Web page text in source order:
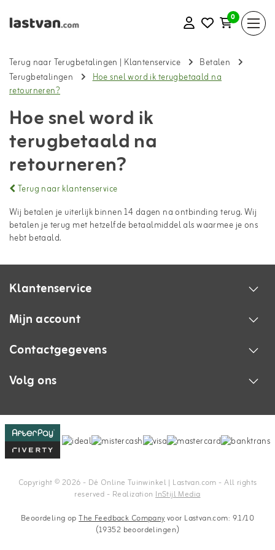
0
Terug naar Terugbetalingen | Klantenservice
Betalen
Terugbetalingen
Hoe snel word ik terugbetaald na
retourneren?
Hoe snel word ik
terugbetaald na
retourneren?
Terug naar klantenservice
Wij betalen je uiterlijk binnen 14 dagen na ontbinding terug. Wij
betalen je terug met hetzelfde betaalmiddel als waarmee je ons
hebt betaald.
Klantenservice
Mijn account
Contactgegevens
Volg ons
Copyright © 2026 - Dé Online Tuinwinkel | Lastvan.com‎ - All rights
reserved - RealizationInStijl Media
Beoordeling opThe Feedback Companyvoor Lastvan.com: 9.1/10
(19352 beoordelingen)